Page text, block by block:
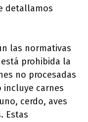
detallamos
las normativas
prohibida la
no procesadas
incluye carnes
cerdo, aves
Estas